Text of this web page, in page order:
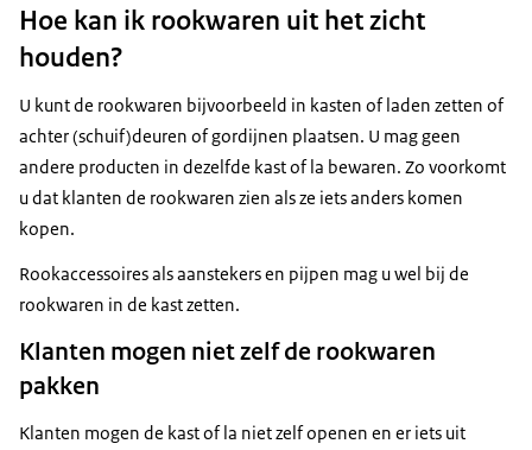
Hoe kan ik rookwaren uit het zicht
houden?
U kunt de rookwaren bijvoorbeeld in kasten of laden zetten of
achter (schuif)deuren of gordijnen plaatsen. U mag geen
andere producten in dezelfde kast of la bewaren. Zo voorkomt
u dat klanten de rookwaren zien als ze iets anders komen
kopen.
Rookaccessoires als aanstekers en pijpen mag u wel bij de
rookwaren in de kast zetten.
Klanten mogen niet zelf de rookwaren
pakken
Klanten mogen de kast of la niet zelf openen en er iets uit